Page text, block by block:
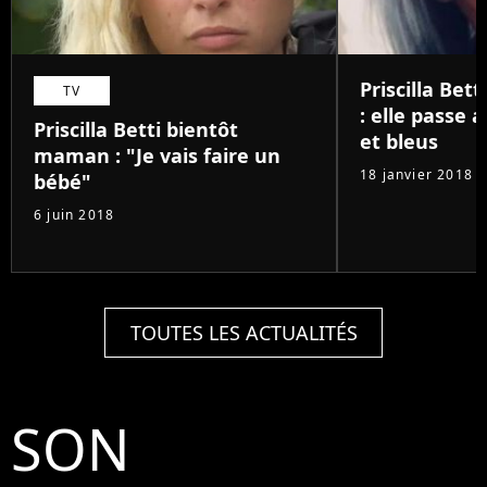
TV
Priscilla Betti bientôt
maman : "Je vais faire un
bébé"
6 juin 2018
Priscilla
: elle passe
et bleus
18 janvier 2018
TOUTES LES ACTUALITÉS
SON